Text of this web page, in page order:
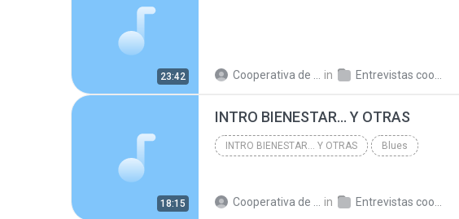
23:42 Cooperativa de Trabajo C. in Entrevistas cooperativistas
18:15
INTRO BIENESTAR... Y OTRAS
INTRO BIENESTAR... Y OTRAS Blues
Cooperativa de Trabajo C. in Entrevistas cooperativistas